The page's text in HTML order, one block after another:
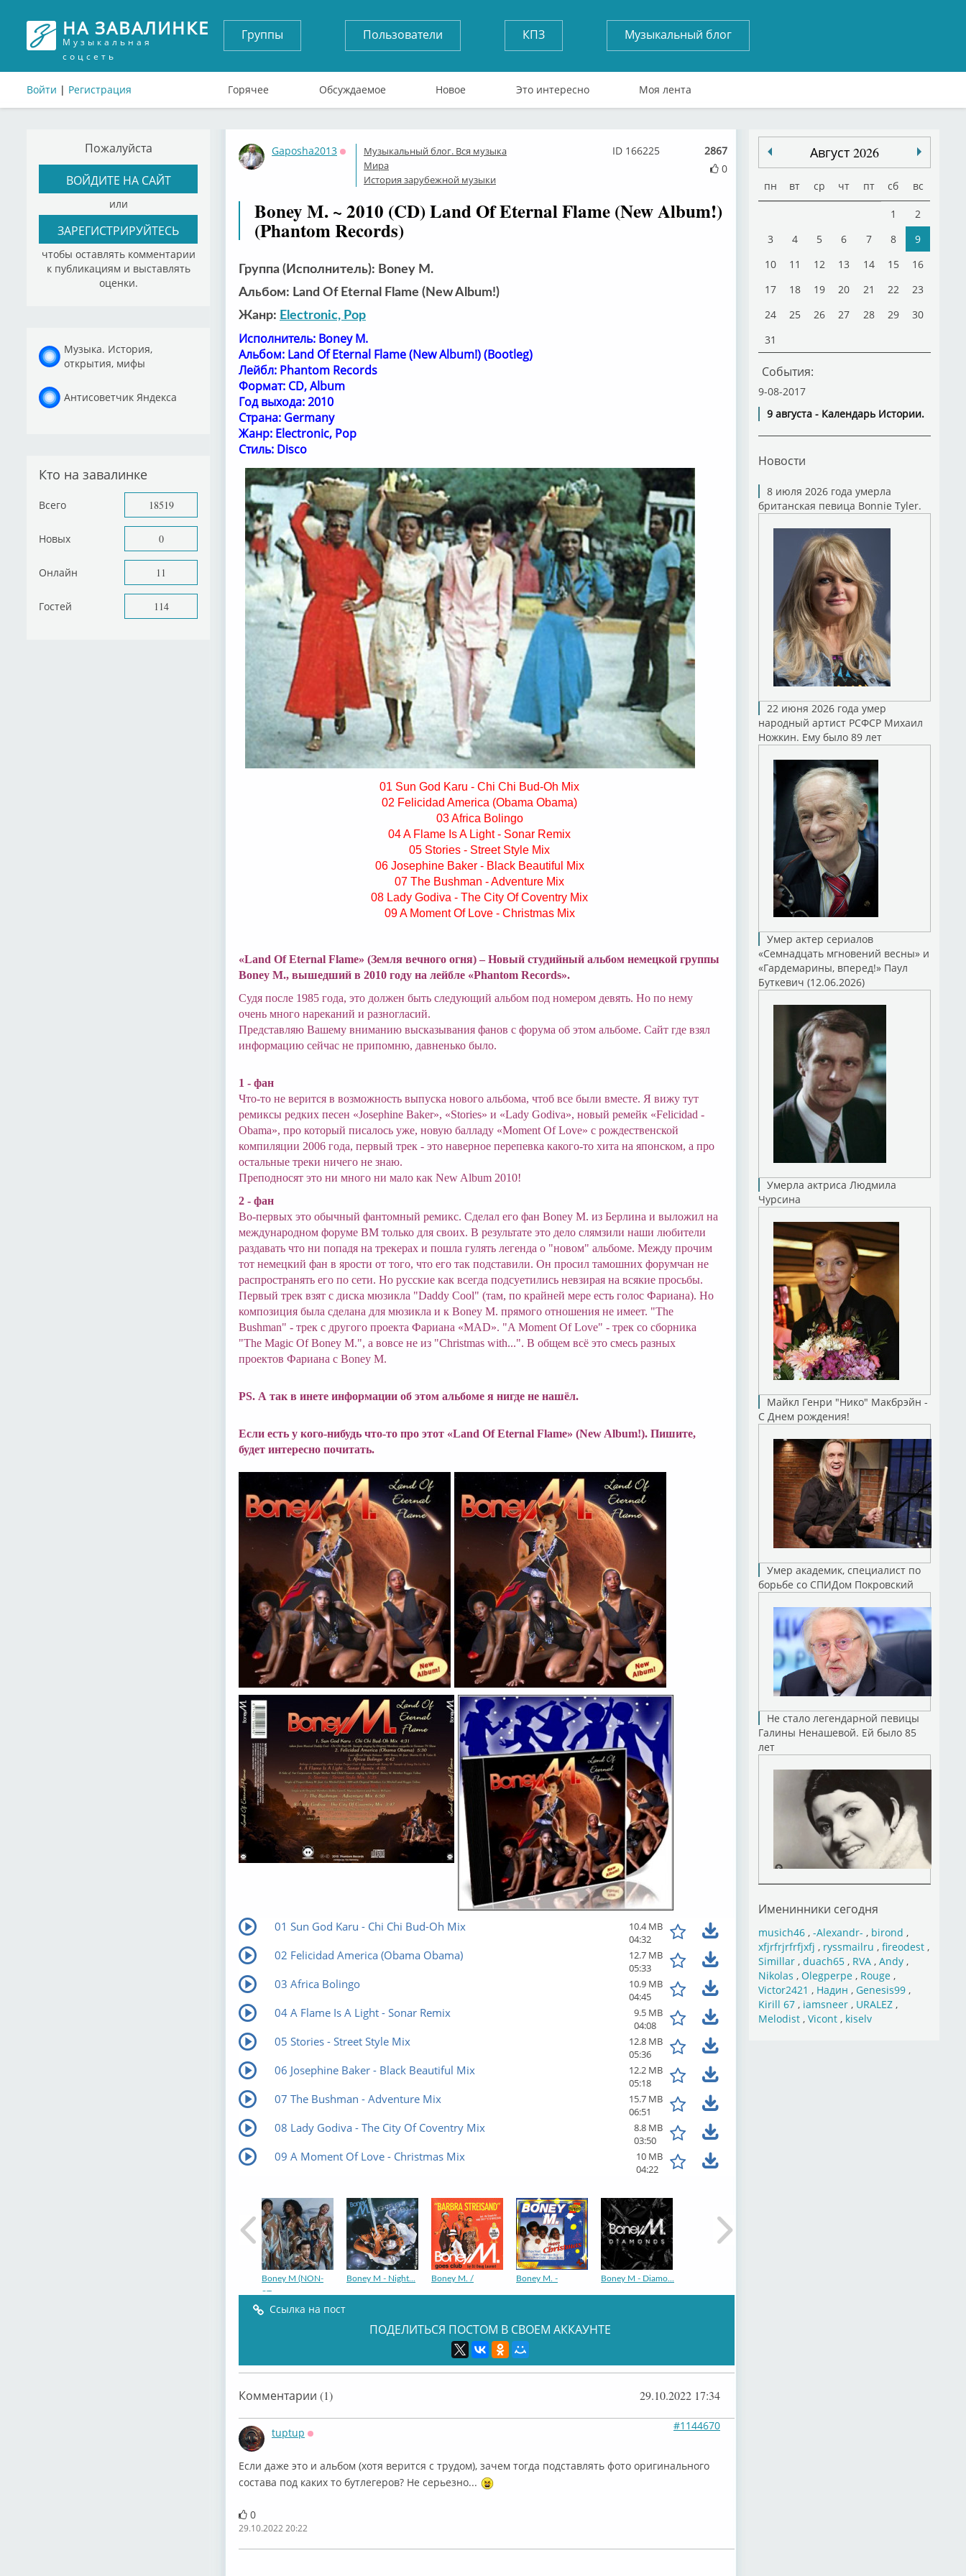
НА ЗАВАЛИНКЕ
Музыкальная
соцсеть
Войти | Регистрация
Группы Пользователи КПЗ Музыкальный блог
Горячее Обсуждаемое Новое Это интересно Моя лента
Пожалуйста
ВОЙДИТЕ НА САЙТ
или
ЗАРЕГИСТРИРУЙТЕСЬ
чтобы оставлять комментарии
к публикациям и выставлять
оценки.
Музыка. История,
открытия, мифы
Антисоветчик Яндекса
Кто на завалинке
Всего 18519
Новых 0
Онлайн 11
Гостей 114
Gaposha2013
Оффлайн
Музыкальный блог. Вся музыка
Мира
История зарубежной музыки
2867
0
ID 166225
Boney M. ~ 2010 (CD) Land Of Eternal Flame (New Album!)
(Phantom Records)
Группа (Исполнитель): Boney M.
Альбом: Land Of Eternal Flame (New Album!)
Жанр: Electronic, Pop
Исполнитель: Boney M.
Альбом: Land Of Eternal Flame (New Album!) (Bootleg)
Лейбл: Phantom Records
Формат: CD, Album
Год выхода: 2010
Страна: Germany
Жанр: Electronic, Pop
Стиль: Disco
01 Sun God Karu - Chi Chi Bud-Oh Mix
02 Felicidad America (Obama Obama)
03 Africa Bolingo
04 A Flame Is A Light - Sonar Remix
05 Stories - Street Style Mix
06 Josephine Baker - Black Beautiful Mix
07 The Bushman - Adventure Mix
08 Lady Godiva - The City Of Coventry Mix
09 A Moment Of Love - Christmas Mix
«Land Of Eternal Flame» (Земля вечного огня) – Новый студийный альбом немецкой группы
Boney M., вышедший в 2010 году на лейбле «Phantom Records».
Судя после 1985 года, это должен быть следующий альбом под номером девять. Но по нему
очень много нареканий и разногласий.
Представляю Вашему вниманию высказывания фанов с форума об этом альбоме. Сайт где взял
информацию сейчас не припомню, давненько было.
1 - фан
Что-то не верится в возможность выпуска нового альбома, чтоб все были вместе. Я вижу тут
ремиксы редких песен «Josephine Baker», «Stories» и «Lady Godiva», новый ремейк «Felicidad -
Obama», про который писалось уже, новую балладу «Moment Of Love» с рождественской
компиляции 2006 года, первый трек - это наверное перепевка какого-то хита на японском, а про
остальные треки ничего не знаю.
Преподносят это ни много ни мало как New Album 2010!
2 - фан
Во-первых это обычный фантомный ремикс. Сделал его фан Boney M. из Берлина и выложил на
международном форуме BM только для своих. В результате это дело слямзили наши любители
раздавать что ни попадя на трекерах и пошла гулять легенда о "новом" альбоме. Между прочим
тот немецкий фан в ярости от того, что его так подставили. Он просил тамошних форумчан не
распространять его по сети. Но русские как всегда подсуетились невзирая на всякие просьбы.
Первый трек взят с диска мюзикла "Daddy Cool" (там, по крайней мере есть голос Фариана). Но
композиция была сделана для мюзикла и к Boney M. прямого отношения не имеет. "The
Bushman" - трек с другого проекта Фариана «MAD». "A Moment Of Love" - трек со сборника
"The Magic Of Boney M.", а вовсе не из "Christmas with...". В общем всё это смесь разных
проектов Фариана с Boney M.
PS. А так в инете информации об этом альбоме я нигде не нашёл.
Если есть у кого-нибудь что-то про этот «Land Of Eternal Flame» (New Album!). Пишите,
будет интересно почитать.
01 Sun God Karu - Chi Chi Bud-Oh Mix
10.4 MB
04:32
02 Felicidad America (Obama Obama)
12.7 MB
05:33
03 Africa Bolingo
10.9 MB
04:45
04 A Flame Is A Light - Sonar Remix
9.5 MB
04:08
05 Stories - Street Style Mix
12.8 MB
05:36
06 Josephine Baker - Black Beautiful Mix
12.2 MB
05:18
07 The Bushman - Adventure Mix
15.7 MB
06:51
08 Lady Godiva - The City Of Coventry Mix
8.8 MB
03:50
09 A Moment Of Love - Christmas Mix
10 MB
04:22
Boney M (NON-
ST...
Boney M - Night... Boney M. / Boney M. - Boney M - Diamo...
Boney M. Boney M. – Boney M. ~
Ссылка на пост
ПОДЕЛИТЬСЯ ПОСТОМ В СВОЕМ АККАУНТЕ
Комментарии (1) 29.10.2022 17:34
tuptup
#1144670
Если даже это и альбом (хотя верится с трудом), зачем тогда подставлять фото оригинального
состава под каких то бутлегеров? Не серьезно...
0
29.10.2022 20:22
Август 2026
пн вт ср чт пт сб вс
1
2
3
4 5 6 7 8
9
10
11 12 13 14 15
16
17
18 19 20 21 22
23
24
25 26 27 28 29
30
31
События:
9-08-2017
9 августа - Календарь Истории.
Новости
8 июля 2026 года умерла
британская певица Bonnie Tyler.
22 июня 2026 года умер
народный артист РСФСР Михаил
Ножкин. Ему было 89 лет
Умер актер сериалов
«Семнадцать мгновений весны» и
«Гардемарины, вперед!» Паул
Буткевич (12.06.2026)
Умерла актриса Людмила
Чурсина
Майкл Генри "Нико" Макбрэйн -
С Днем рождения!
Умер академик, специалист по
борьбе со СПИДом Покровский
Не стало легендарной певицы
Галины Ненашевой. Ей было 85
лет
Именинники сегодня
musich46, -Alexandr- , birond ,
xfjrfrjrfrfjxfj , ryssmailru , fireodest,
Simillar, duach65, RVA, Andy,
Nikolas , Olegperpe, Rouge,
Victor2421 , Надин , Genesis99,
Kirill 67, iamsneer, URALEZ,
Melodist, Vicont, kiselv